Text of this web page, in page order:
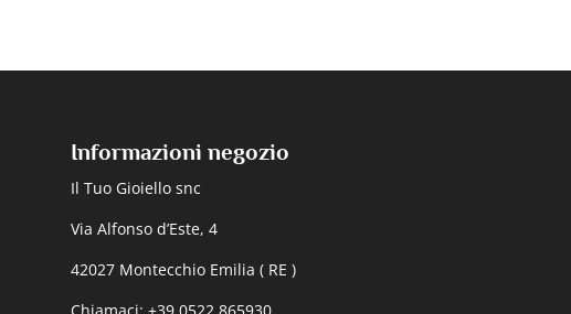
Informazioni negozio
Il Tuo Gioiello snc
Via Alfonso d’Este, 4
42027 Montecchio Emilia ( RE )